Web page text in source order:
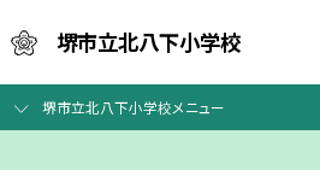
堺市立北八下小学校
堺市立北八下小学校メニュー